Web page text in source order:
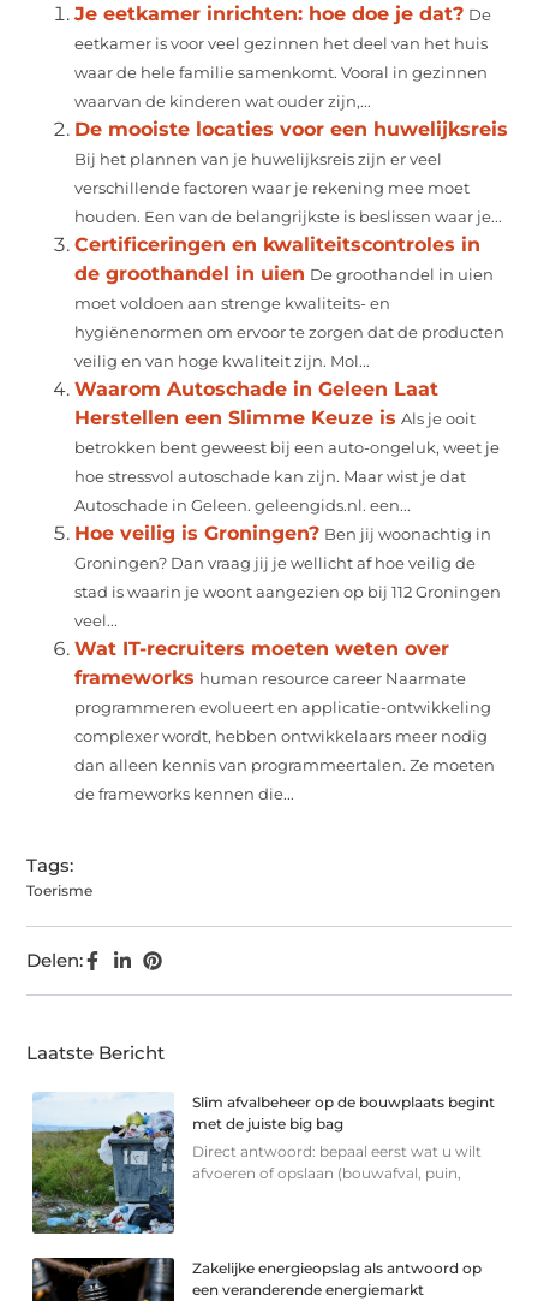
Je eetkamer inrichten: hoe doe je dat? De
eetkamer is voor veel gezinnen het deel van het huis
waar de hele familie samenkomt. Vooral in gezinnen
waarvan de kinderen wat ouder zijn,...
De mooiste locaties voor een huwelijksreis
Bij het plannen van je huwelijksreis zijn er veel
verschillende factoren waar je rekening mee moet
houden. Een van de belangrijkste is beslissen waar je...
Certificeringen en kwaliteitscontroles in
de groothandel in uien De groothandel in uien
moet voldoen aan strenge kwaliteits- en
hygiënenormen om ervoor te zorgen dat de producten
veilig en van hoge kwaliteit zijn. Mol...
Waarom Autoschade in Geleen Laat
Herstellen een Slimme Keuze is Als je ooit
betrokken bent geweest bij een auto-ongeluk, weet je
hoe stressvol autoschade kan zijn. Maar wist je dat
Autoschade in Geleen. geleengids.nl. een...
Hoe veilig is Groningen? Ben jij woonachtig in
Groningen? Dan vraag jij je wellicht af hoe veilig de
stad is waarin je woont aangezien op bij 112 Groningen
veel...
Wat IT-recruiters moeten weten over
frameworks human resource career Naarmate
programmeren evolueert en applicatie-ontwikkeling
complexer wordt, hebben ontwikkelaars meer nodig
dan alleen kennis van programmeertalen. Ze moeten
de frameworks kennen die...
Tags:
Toerisme
Delen:
Laatste Bericht
Slim afvalbeheer op de bouwplaats begint
met de juiste big bag
Direct antwoord: bepaal eerst wat u wilt
afvoeren of opslaan (bouwafval, puin,
Zakelijke energieopslag als antwoord op
een veranderende energiemarkt